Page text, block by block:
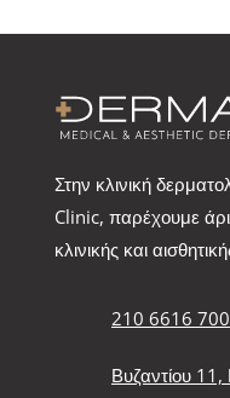
Στην κλινική
Clinic, παρέχουμε
κλινικής και
210 6616 700
Βυζαντίου